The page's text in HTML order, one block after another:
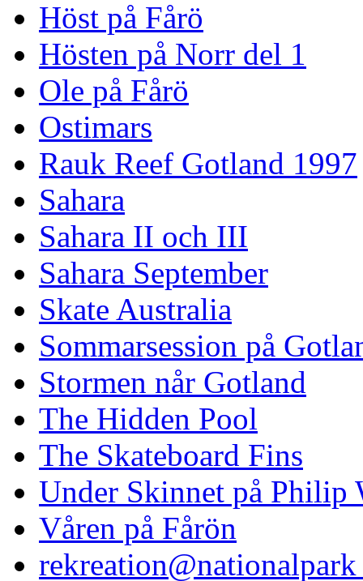
Höst på Fårö
Hösten på Norr del 1
Ole på Fårö
Ostimars
Rauk Reef Gotland 1997
Sahara
Sahara II och III
Sahara September
Skate Australia
Sommarsession på
Stormen når Gotland
The Hidden Pool
The Skateboard Fins
Under Skinnet på Philip
Våren på Fårön
rekreation@nationalpark